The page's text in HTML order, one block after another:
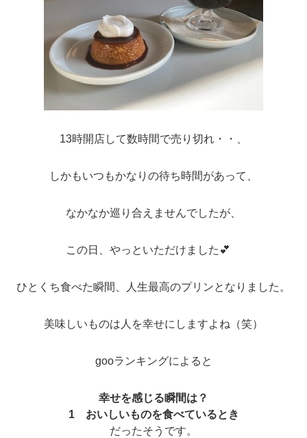
13時開店して数時間で売り切れ・・、
しかもいつもかなりの待ち時間があって、
なかなか巡り合えませんでしたが、
この日、やっといただけました💕
ひとくち食べた瞬間、人生最高のプリンとなりました。
美味しいものは人を幸せにしますよね（笑）
gooランキングによると
幸せを感じる瞬間は？
1 おいしいものを食べているとき
だったそうです。